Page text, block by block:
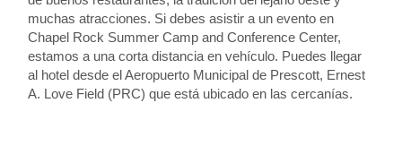
muchas atracciones. Si debes asistir a un evento en
Chapel Rock Summer Camp and Conference Center,
estamos a una corta distancia en vehículo. Puedes llegar
al hotel desde el Aeropuerto Municipal de Prescott, Ernest
A. Love Field (PRC) que está ubicado en las cercanías.